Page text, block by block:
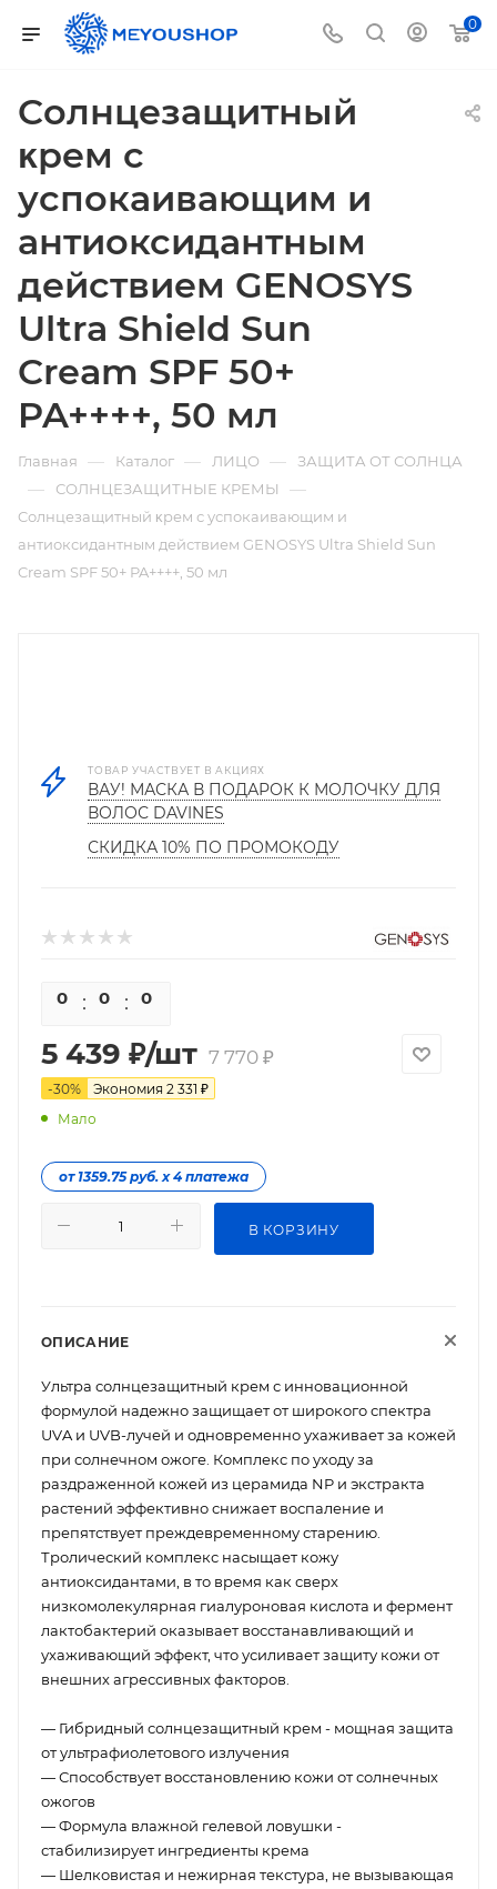
0
Cолнцезащитный
ĸрем с
успокаивающим и
антиоксидантным
действием GENOSYS
Ultra Shield Sun
Cream SPF 50+
PA++++, 50 мл
Главная — Каталог — ЛИЦО — ЗАЩИТА ОТ СОЛНЦА
— СОЛНЦЕЗАЩИТНЫЕ КРЕМЫ —
Cолнцезащитный ĸрем с успокаивающим и
антиоксидантным действием GENOSYS Ultra Shield Sun
Cream SPF 50+ PA++++, 50 мл
ТОВАР УЧАСТВУЕТ В АКЦИЯХ
ВАУ! МАСКА В ПОДАРОК К МОЛОЧКУ ДЛЯ
ВОЛОС DAVINES
СКИДКА 10% ПО ПРОМОКОДУ
0 0 0
5 439 ₽/шт 7 770₽
-30% Экономия 2 331 ₽
Мало
от 1359.75 руб. х 4 платежа
В КОРЗИНУ
ОПИСАНИЕ
Ультра солнцезащитный крем с инновационной
формулой надежно защищает от широкого спектра
UVA и UVB-лучей и одновременно ухаживает за кожей
при солнечном ожоге. Комплекс по уходу за
раздраженной кожей из церамида NP и экстракта
растений эффективно снижает воспаление и
препятствует преждевременному старению.
Тролический комплекс насыщает кожу
антиоксидантами, в то время как сверх
низкомолекулярная гиалуроновая кислота и фермент
лактобактерий оказывает восстанавливающий и
ухаживающий эффект, что усиливает защиту кожи от
внешних агрессивных факторов.
— Гибридный солнцезащитный крем - мощная защита
от ультрафиолетового излучения
— Способствует восстановлению кожи от солнечных
ожогов
— Формула влажной гелевой ловушки -
стабилизирует ингредиенты крема
— Шелковистая и нежирная текстура, не вызывающая